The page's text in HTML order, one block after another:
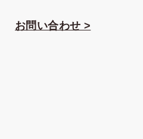
お問い合わせ >